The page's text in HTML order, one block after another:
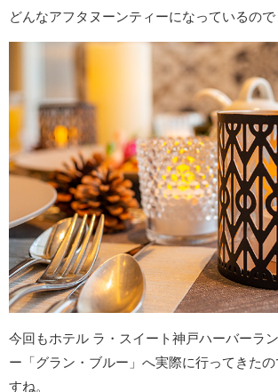
どんなアフタヌーンティーになっているので
今回もホテル ラ・スイート神戸ハーバーラ
ー「グラン・ブルー」へ実際に行ってきた
すね。